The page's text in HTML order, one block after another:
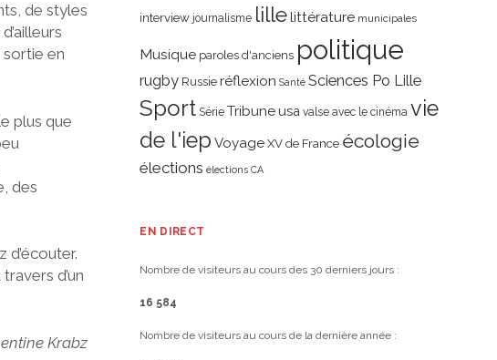
de styles
en
plus que
des
d’écouter.
d’un
Krabz
interview journalisme lillelittérature municipales
Musique paroles d'anciens politique
rugby Russie réflexion Santé Sciences Po Lille
Sport Série Tribune usa valse avec le cinéma vie
de l'iep Voyage XV de France écologie
élections élections CA
EN DIRECT
Nombre de visiteurs au cours des 30 derniers jours :
16 584
Nombre de visiteurs au cours de la dernière année :